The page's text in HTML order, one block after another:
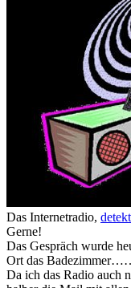
Das Internetradio,
Gerne!
Das Gespräch wurde
Ort das
Da ich das Radio auch